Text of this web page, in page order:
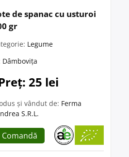
de spanac cu usturoi
gr
Legume
Dâmbovița
25 lei
și vândut de: Ferma
S.R.L.
Comandă